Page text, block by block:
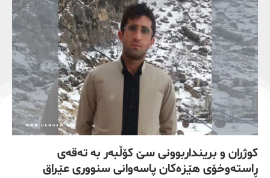
کوژران و برینداربوونی سێ کۆڵبەر بە تەقەی
ڕاستەوخۆی هێزەکان پاسەوانی سنووری عێراق